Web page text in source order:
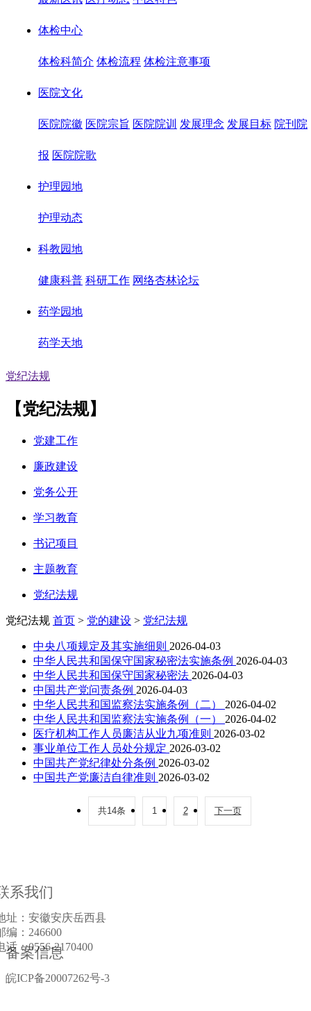
体检中心
体检科简介 体检流程 体检注意事项
医院文化
医院院徽 医院宗旨 医院院训 发展理念 发展目标 院刊院
报 医院院歌
护理园地
护理动态
科教园地
健康科普 科研工作 网络杏林论坛
药学园地
药学天地
党纪法规
【党纪法规】
党建工作
廉政建设
党务公开
学习教育
书记项目
主题教育
党纪法规
党纪法规 首页 > 党的建设 > 党纪法规
中央八项规定及其实施细则 2026-04-03
中华人民共和国保守国家秘密法实施条例 2026-04-03
中华人民共和国保守国家秘密法 2026-04-03
中国共产党问责条例 2026-04-03
中华人民共和国监察法实施条例（二） 2026-04-02
中华人民共和国监察法实施条例（一） 2026-04-02
医疗机构工作人员廉洁从业九项准则 2026-03-02
事业单位工作人员处分规定 2026-03-02
中国共产党纪律处分条例 2026-03-02
中国共产党廉洁自律准则 2026-03-02
共14条 1 2 下一页
系我们
址：安徽安庆岳西县
编：246600
话：0556-2170400
备案信息
皖ICP备20007262号-3